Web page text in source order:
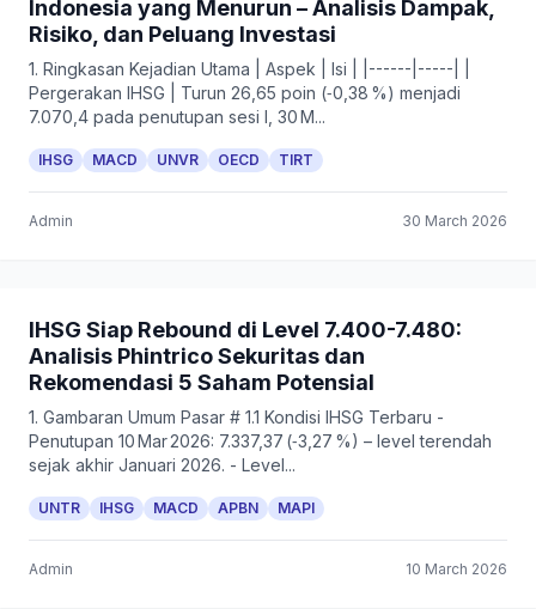
Indonesia yang Menurun – Analisis Dampak,
Risiko, dan Peluang Investasi
1. Ringkasan Kejadian Utama | Aspek | Isi | |------|-----| |
Pergerakan IHSG | Turun 26,65 poin (‑0,38 %) menjadi
7.070,4 pada penutupan sesi I, 30 M...
IHSG MACD UNVR OECD TIRT
Admin 30 March 2026
IHSG Siap Rebound di Level 7.400-7.480:
Analisis Phintrico Sekuritas dan
Rekomendasi 5 Saham Potensial
1. Gambaran Umum Pasar # 1.1 Kondisi IHSG Terbaru -
Penutupan 10 Mar 2026: 7.337,37 (‑3,27 %) – level terendah
sejak akhir Januari 2026. - Level...
UNTR IHSG MACD APBN MAPI
Admin 10 March 2026